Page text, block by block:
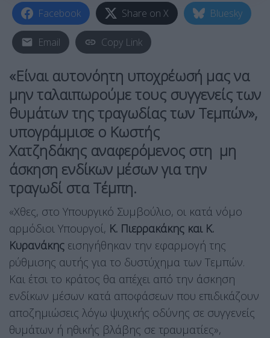
Facebook Share on X Bluesky
Email Copy Link
«Είναι αυτονόητη υποχρέωσή μας να
μην ταλαιπωρούμε τους συγγενείς των
θυμάτων της τραγωδίας των Τεμπών»,
υπογράμμισε ο Κωστής
Χατζηδάκης αναφερόμενος στη μη
άσκηση ενδίκων μέσων για την
τραγωδί στα Τέμπη.
«Χθες, στο Υπουργικό Συμβούλιο, οι κατά νόμο
αρμόδιοι Υπουργοί, Κ. Πιερρακάκης και Κ.
Κυρανάκης εισηγήθηκαν την εφαρμογή της
ρύθμισης αυτής για το δυστύχημα των Τεμπών.
Και έτσι το κράτος θα απέχει από την άσκηση
ενδίκων μέσων κατά αποφάσεων που επιδικάζουν
αποζημιώσεις λόγω ψυχικής οδύνης σε συγγενείς
θυμάτων ή ηθικής βλάβης σε τραυματίες»,